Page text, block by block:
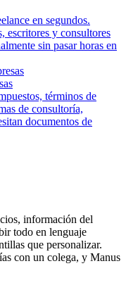
en segundos.
escritores y consultores
sin pasar horas en
términos de
de consultoría,
documentos de
información del
todo en lenguaje
que personalizar.
con un colega, y Manus